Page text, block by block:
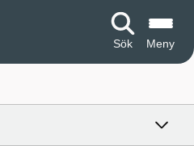
Sök Meny